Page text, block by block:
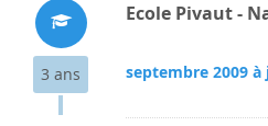
3 ans
Ecole Pivaut -
septembre 2009 à